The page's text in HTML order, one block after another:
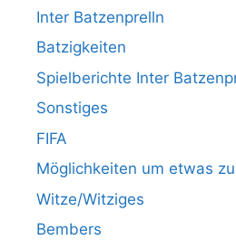
Inter Batzenprelln
Batzigkeiten
Spielberichte Inter
Sonstiges
FIFA
Möglichkeiten um etwas
Witze/Witziges
Bembers